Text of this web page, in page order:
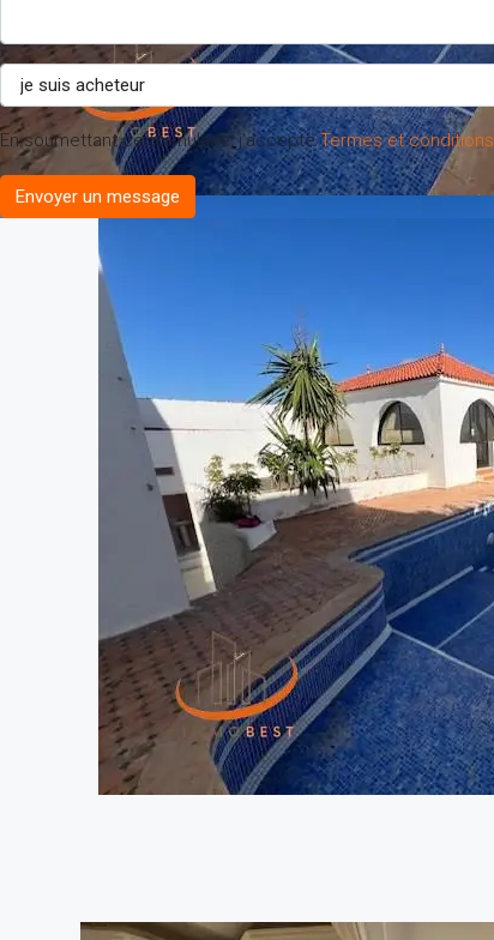
En soumettant ce formulaire, j'accepteTermes et conditions
Envoyer un message